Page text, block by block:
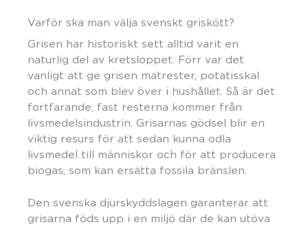
Varför ska man välja svenskt griskött?
Grisen har historiskt sett alltid varit en
naturlig del av kretsloppet. Förr var det
vanligt att ge grisen matrester, potatisskal
och annat som blev över i hushållet. Så är det
fortfarande, fast resterna kommer från
livsmedelsindustrin. Grisarnas gödsel blir en
viktig resurs för att sedan kunna odla
livsmedel till människor och för att producera
biogas, som kan ersätta fossila bränslen.
Den svenska djurskyddslagen garanterar att
grisarna föds upp i en miljö där de kan utöva